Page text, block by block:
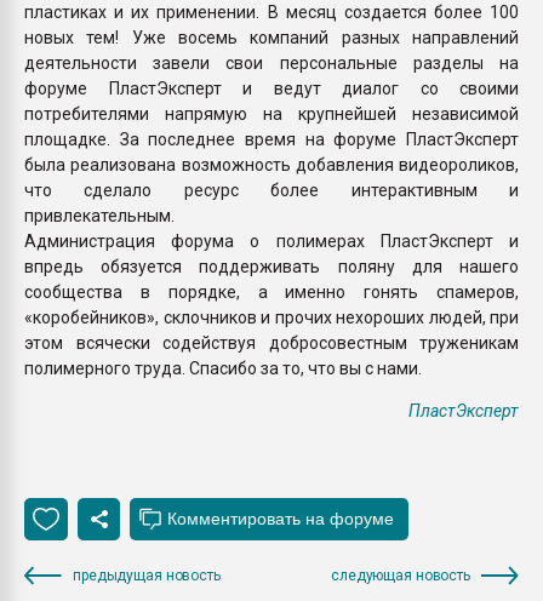
пластиках и их применении. В месяц создается более 100
новых тем! Уже восемь компаний разных направлений
деятельности завели свои персональные разделы на
форуме ПластЭксперт и ведут диалог со своими
потребителями напрямую на крупнейшей независимой
площадке. За последнее время на форуме ПластЭксперт
была реализована возможность добавления видеороликов,
что сделало ресурс более интерактивным и
привлекательным.
Администрация форума о полимерах ПластЭксперт и
впредь обязуется поддерживать поляну для нашего
сообщества в порядке, а именно гонять спамеров,
«коробейников», склочников и прочих нехороших людей, при
этом всячески содействуя добросовестным труженикам
полимерного труда. Спасибо за то, что вы с нами.
ПластЭксперт
предыдущая новость следующая новость